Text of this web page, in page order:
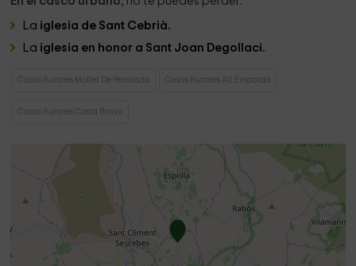
La iglesia de Sant Cebrià.
La iglesia en honor a Sant Joan Degollaci.
Casas Rurales Mollet De Peralada Casas Rurales Alt Empordà
Casas Rurales Costa Brava